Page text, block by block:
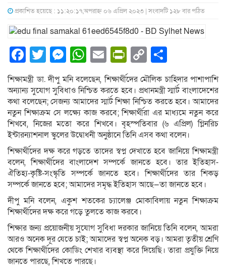
প্রকাশিত হয়েছে : ১১:২০:১৭,অপরাহ্ন ০৬ এপ্রিল ২০২৩ | সংবাদটি ১২৮ বার পঠিত
Facebook
Twitter
Messenger
WhatsApp
EmailPrintFriendly
Copy
Link
শিক্ষামন্ত্রী ডা. দীপু মনি বলেছেন, শিক্ষার্থীদের মৌলিক চাহিদার পাশাপাশি
অন্যান্য সুযোগ সুবিধাও নিশ্চিত করতে হবে। প্রধানমন্ত্রী স্মার্ট বাংলাদেশের
কথা বলেছেন; সেজন্য আমাদের স্মার্ট শিক্ষা নিশ্চিত করতে হবে। আমাদের
নতুন শিক্ষাক্রম সে লক্ষ্যে কাজ করবে; শিক্ষার্থীরা এর মাধ্যমে নতুন করে
শিখবে, নিজের মতো করে শিখবে। বৃহস্পতিবার (৬ এপ্রিল) গ্লিনরিচ
ইন্টারন্যাশনাল স্কুলের উদ্বোধনী অনুষ্ঠানে তিনি এসব কথা বলেন।
শিক্ষার্থীদের দক্ষ করে গড়তে তাদের স্বপ্ন দেখাতে হবে জানিয়ে শিক্ষামন্ত্রী
বলেন, শিক্ষার্থীদের বাংলাদেশ সম্পর্কে জানতে হবে। তার ইতিহাস-
ঐতিহ্য-কৃষ্টি-সংস্কৃতি সম্পর্কে জানতে হবে। শিক্ষার্থীদের তার শিকড়
সম্পর্কে জানতে হবে; আমাদের সমৃদ্ধ ইতিহাস আছে—তা জানতে হবে।
দীপু মনি বলেন, একুশ শতকের চ্যালেঞ্জ মোকাবিলায় নতুন শিক্ষাক্রম
শিক্ষার্থীদের দক্ষ করে গড়ে তুলতে কাজ করবে।
শিক্ষার জন্য প্রয়োজনীয় সুযোগ সুবিধা দরকার জানিয়ে তিনি বলেন, আমরা
আরও অনেক দূর যেতে চাই; আমাদের স্বপ্ন অনেক বড়। আমরা তৃতীয় শ্রেণি
থেকে শিক্ষার্থীদের কোডিং শেখার ব্যবস্থা করে দিয়েছি। তারা প্রযুক্তি নিয়ে
জানতে পারছে, শিখতে পারছে।